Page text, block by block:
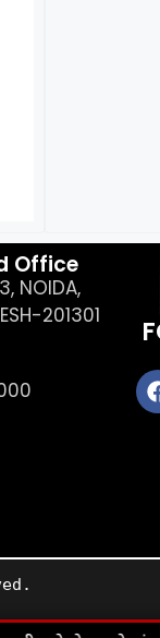
Office
NOIDA,
201301